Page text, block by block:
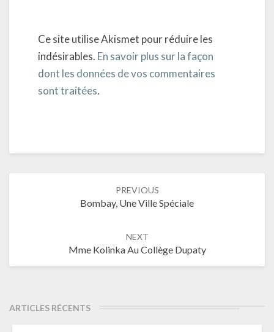
Ce site utilise Akismet pour réduire les
indésirables. En savoir plus sur la façon
dont les données de vos commentaires
sont traitées.
PREVIOUS
Bombay, Une Ville Spéciale
NEXT
Mme Kolinka Au Collège Dupaty
ARTICLES RÉCENTS